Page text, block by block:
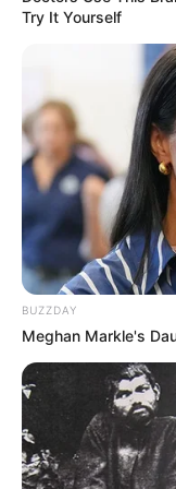
Un si
Try It Yourself
BUZZDAY
Meghan Markle's